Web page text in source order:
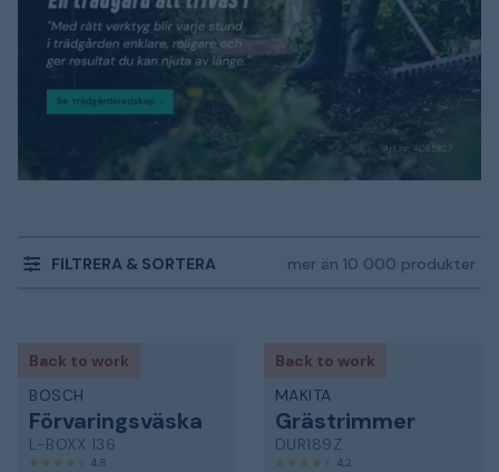
FILTRERA & SORTERA mer än 10 000 produkter
Back to work
BOSCH
Förvaringsväska
L-BOXX 136
4,8
Back to work
MAKITA
Grästrimmer
DUR189Z
4,2